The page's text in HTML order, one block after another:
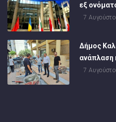
εξ
7
Δήμος
ανάπλαση
7